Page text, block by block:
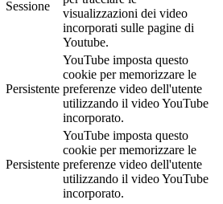
Sessione
visualizzazioni dei video
incorporati sulle pagine di
Youtube.
Persistente
YouTube imposta questo
cookie per memorizzare le
preferenze video dell'utente
utilizzando il video YouTube
incorporato.
Persistente
YouTube imposta questo
cookie per memorizzare le
preferenze video dell'utente
utilizzando il video YouTube
incorporato.